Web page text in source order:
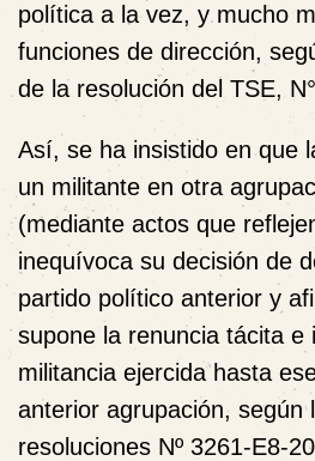
política a la vez, y mucho
funciones de dirección,
de la resolución del TSE,
Así, se ha insistido en que
un militante en otra
(mediante actos que
inequívoca su decisión de
partido político anterior y
supone la renuncia tácita e
militancia ejercida hasta
anterior agrupación, según
resoluciones Nº 3261-E8-